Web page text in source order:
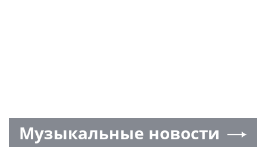
Музыкальные новости